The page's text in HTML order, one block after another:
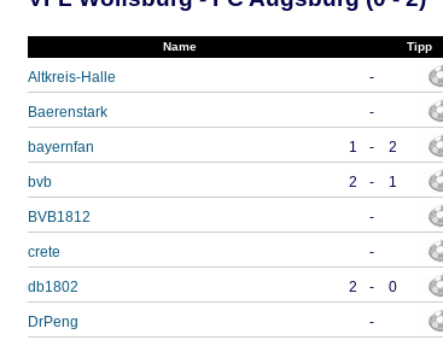
Name Tipp
Altkreis-Halle -
Baerenstark -
bayernfan 1 - 2
bvb 2 - 1
BVB1812 -
crete -
db1802 2 - 0
DrPeng -